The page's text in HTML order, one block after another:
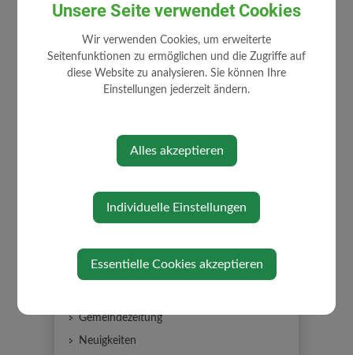
⇐ zurück
AKTUELLES
Ärztenotdienst
Gemeindezeitung
Neuigkeiten
Unsere Seite verwendet Cookies
Wir verwenden Cookies, um erweiterte
Seitenfunktionen zu ermöglichen und die Zugriffe auf
diese Website zu analysieren. Sie können Ihre
Einstellungen jederzeit ändern.
Alles akzeptieren
Individuelle Einstellungen
Essentielle Cookies akzeptieren